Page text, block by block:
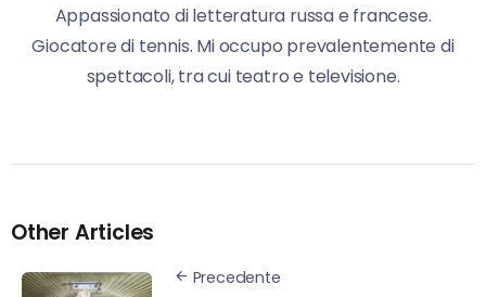
Appassionato di letteratura russa e francese.
Giocatore di tennis. Mi occupo prevalentemente di
spettacoli, tra cui teatro e televisione.
Other Articles
Precedente